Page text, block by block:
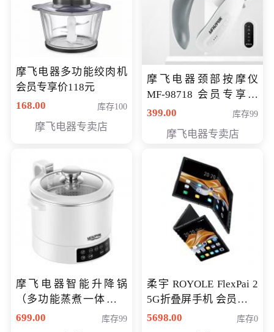
摩飞电器多功能绞肉机
会员专享价118元
168.00
库存100
摩飞电器专卖店
摩飞电器颈部按摩仪
MF-98718 会员专享价
299元
399.00 库存99
摩飞电器专卖店
摩飞电器智能升降锅
（多功能蒸煮一体锅）
（智能升降养生锅） 会
699.00 库存99
柔宇 ROYOLE FlexPai 2
5G折叠屏手机 会员专享
购买价格 4998元
5698.00 库存0